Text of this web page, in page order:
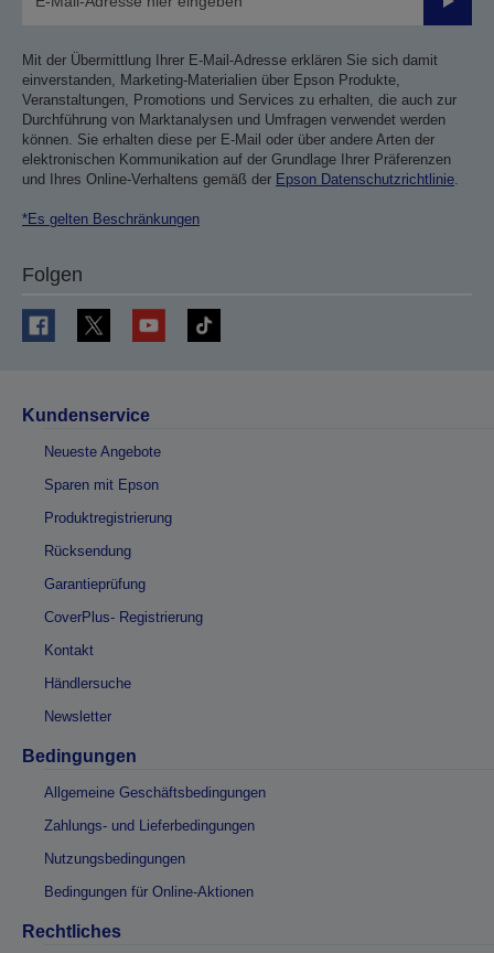
Mit der Übermittlung Ihrer E-Mail-Adresse erklären Sie sich damit
einverstanden, Marketing-Materialien über Epson Produkte,
Veranstaltungen, Promotions und Services zu erhalten, die auch zur
Durchführung von Marktanalysen und Umfragen verwendet werden
können. Sie erhalten diese per E-Mail oder über andere Arten der
elektronischen Kommunikation auf der Grundlage Ihrer Präferenzen
und Ihres Online-Verhaltens gemäß der Epson Datenschutzrichtlinie.
*Es gelten Beschränkungen
Folgen
Kundenservice
Neueste Angebote
Sparen mit Epson
Produktregistrierung
Rücksendung
Garantieprüfung
CoverPlus- Registrierung
Kontakt
Händlersuche
Newsletter
Bedingungen
Allgemeine Geschäftsbedingungen
Zahlungs- und Lieferbedingungen
Nutzungsbedingungen
Bedingungen für Online-Aktionen
Rechtliches